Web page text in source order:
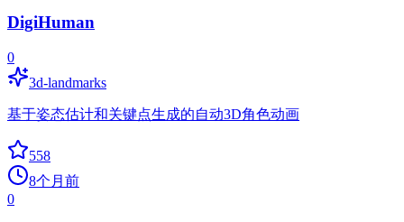
DigiHuman
0
3d-landmarks
基于姿态估计和关键点生成的自动3D角色动画
558
8个月前
0